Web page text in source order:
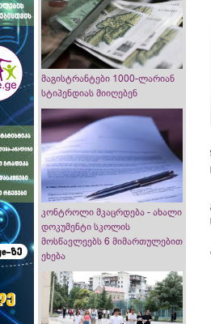
მაგისტრანტები 1000-ლარიან
სტიპენდიას მიიღებენ
კონტროლი მკაცრდება - ახალი
დოკუმენტი სკოლის
მოსწავლეებს 6 მიმართულებით
ეხება